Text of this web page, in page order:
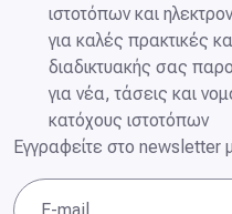
ιστοτόπων και
για καλές πρακτικές
διαδικτυακής σας
για νέα, τάσεις και
κατόχους ιστοτόπων
Εγγραφείτε στο newsletter